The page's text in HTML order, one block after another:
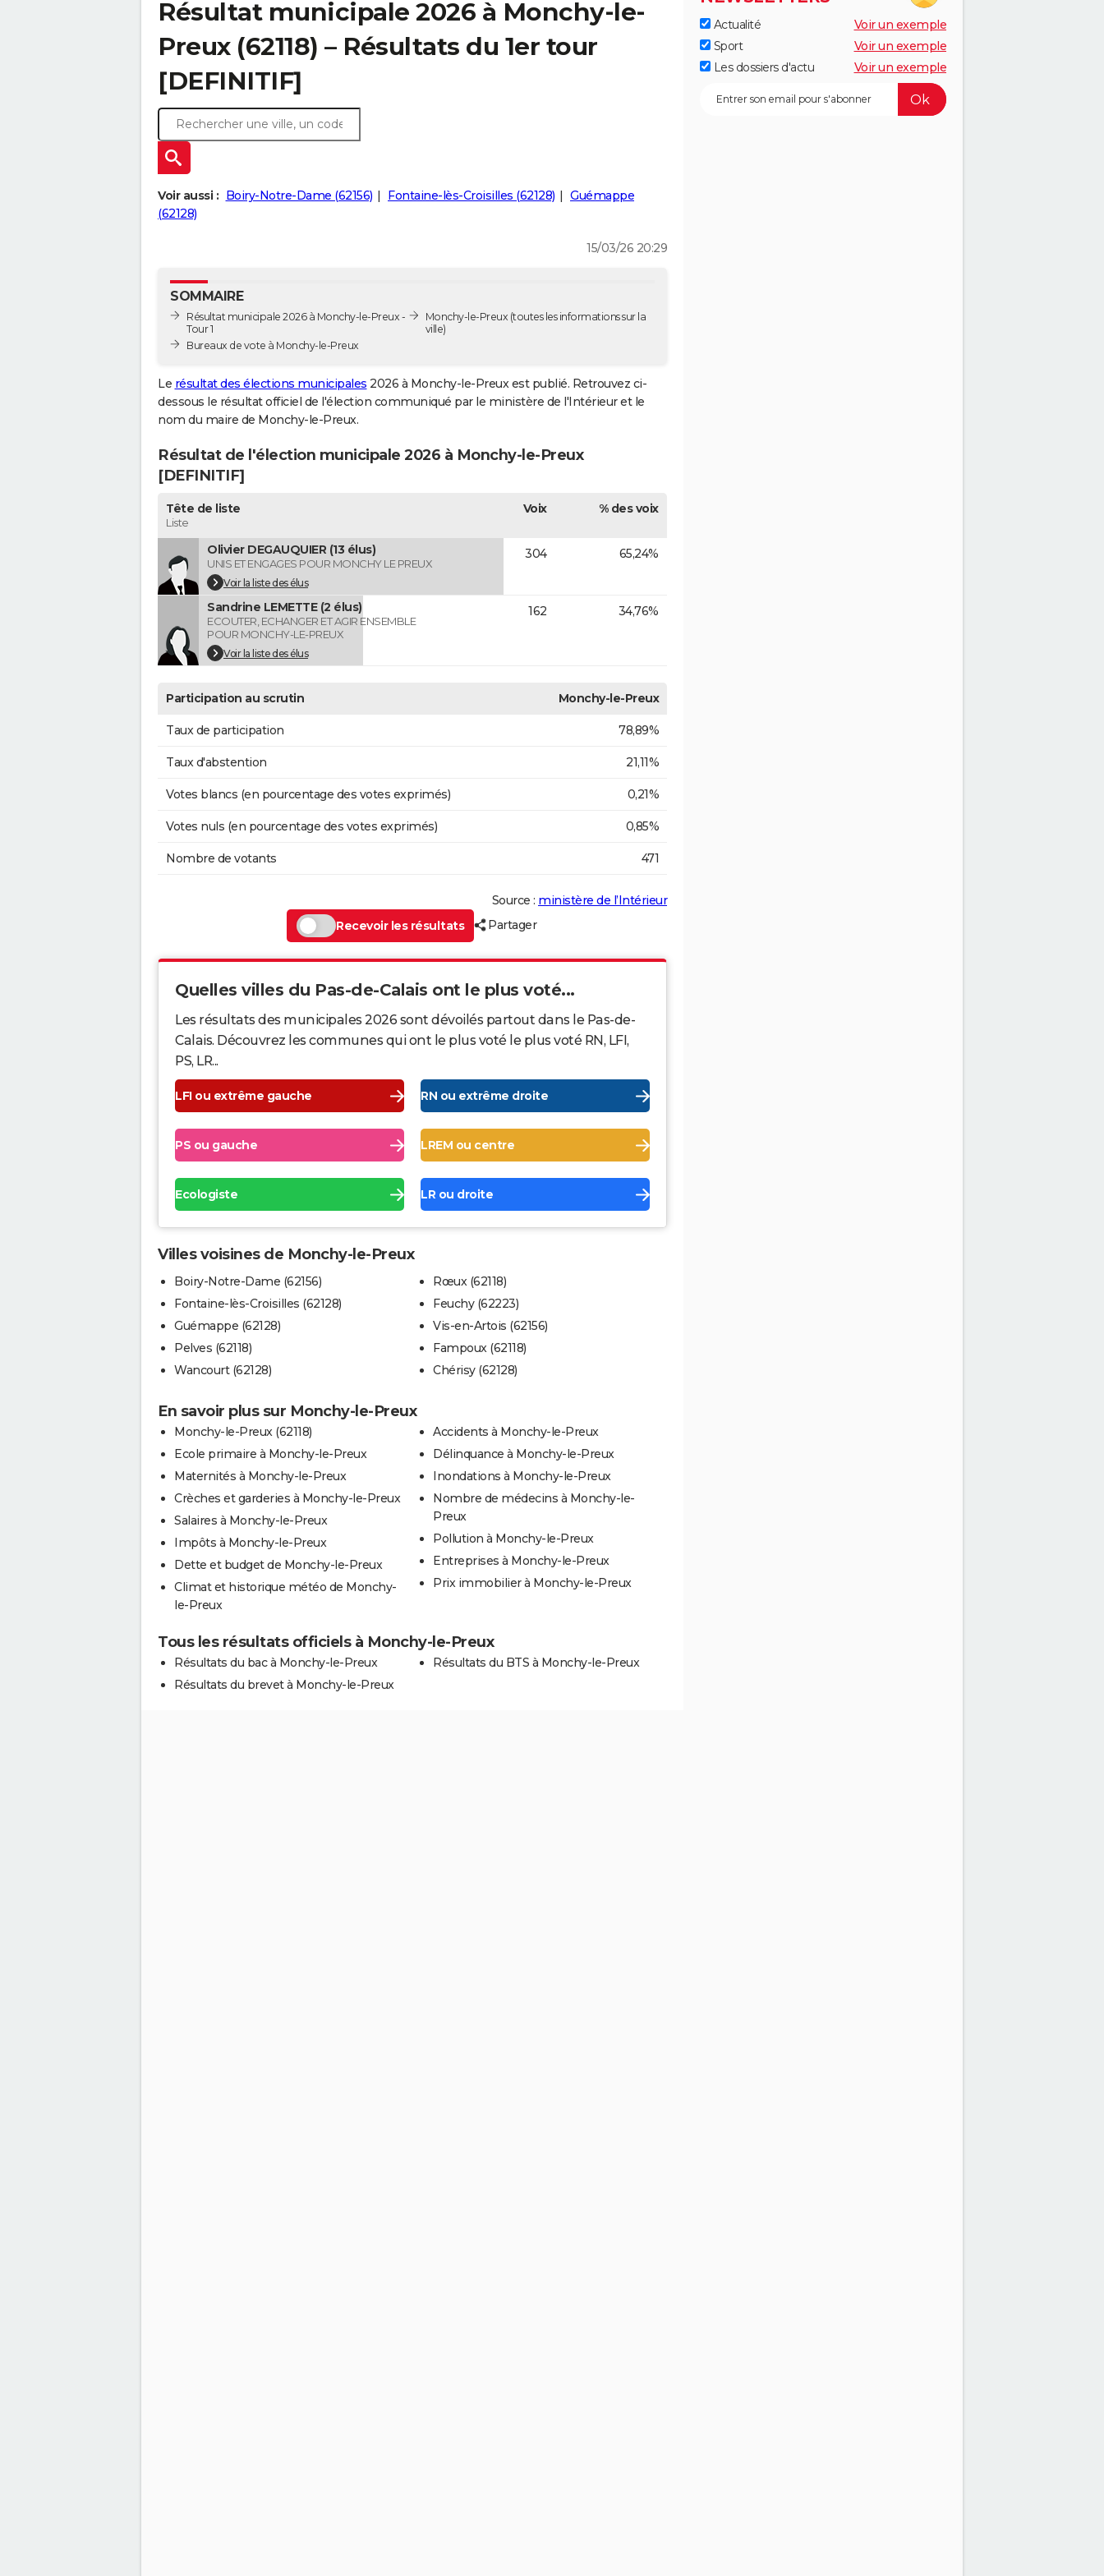
Résultat municipale 2026 à Monchy-le-
Preux (62118) – Résultats du 1er tour
[DEFINITIF]
Voir aussi : Boiry-Notre-Dame (62156) Fontaine-lès-Croisilles (62128)
Guémappe
(62128)
15/03/26 20:29
SOMMAIRE
Résultat municipale 2026 à Monchy-le-Preux -
Tour 1
Bureaux de vote à Monchy-le-Preux
Monchy-le-Preux (toutes les informations sur la
ville)
Le résultat des élections municipales 2026 à Monchy-le-Preux est publié. Retrouvez ci-
dessous le résultat officiel de l'élection communiqué par le ministère de l'Intérieur et le
nom du maire de Monchy-le-Preux.
Résultat de l'élection municipale 2026 à Monchy-le-Preux
[DEFINITIF]
Tête de liste
Liste
Voix % des voix
Olivier DEGAUQUIER (13 élus)
UNIS ET ENGAGES POUR MONCHY LE PREUX
Voir la liste des élus
304 65,24%
Sandrine LEMETTE (2 élus)
ECOUTER, ECHANGER ET AGIR ENSEMBLE
POUR MONCHY-LE-PREUX
Voir la liste des élus
162 34,76%
Participation au scrutin Monchy-le-Preux
Taux de participation 78,89%
Taux d'abstention 21,11%
Votes blancs (en pourcentage des votes exprimés) 0,21%
Votes nuls (en pourcentage des votes exprimés) 0,85%
Nombre de votants 471
Source : ministère de l’Intérieur
Recevoir les résultats
Partager
Quelles villes du Pas-de-Calais ont le plus voté...
Les résultats des municipales 2026 sont dévoilés partout dans le Pas-de-
Calais. Découvrez les communes qui ont le plus voté le plus voté RN, LFI,
PS, LR...
LFI ou extrême gauche RN ou extrême droite
PS ou gauche LREM ou centre
Ecologiste LR ou droite
Villes voisines de Monchy-le-Preux
Boiry-Notre-Dame (62156)
Fontaine-lès-Croisilles (62128)
Guémappe (62128)
Pelves (62118)
Wancourt (62128)
Rœux (62118)
Feuchy (62223)
Vis-en-Artois (62156)
Fampoux (62118)
Chérisy (62128)
En savoir plus sur Monchy-le-Preux
Monchy-le-Preux (62118)
Ecole primaire à Monchy-le-Preux
Maternités à Monchy-le-Preux
Crèches et garderies à Monchy-le-Preux
Salaires à Monchy-le-Preux
Impôts à Monchy-le-Preux
Dette et budget de Monchy-le-Preux
Climat et historique météo de Monchy-
le-Preux
Accidents à Monchy-le-Preux
Délinquance à Monchy-le-Preux
Inondations à Monchy-le-Preux
Nombre de médecins à Monchy-le-
Preux
Pollution à Monchy-le-Preux
Entreprises à Monchy-le-Preux
Prix immobilier à Monchy-le-Preux
Tous les résultats officiels à Monchy-le-Preux
Résultats du bac à Monchy-le-Preux
Résultats du brevet à Monchy-le-Preux
Résultats du BTS à Monchy-le-Preux
Actualité
Voir un exemple
Sport
Voir un exemple
Les dossiers d'actu
Voir un exemple